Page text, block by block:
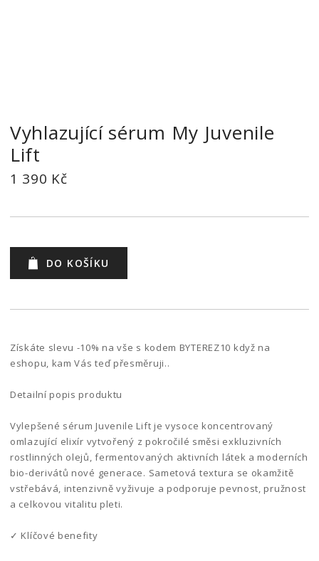
Vyhlazující sérum My Juvenile
Lift
1 390 Kč
DO KOŠÍKU
Získáte slevu -10% na vše s kodem BYTEREZ10 když na
eshopu, kam Vás teď přesměruji..
Detailní popis produktu
Vylepšené sérum Juvenile Lift je vysoce koncentrovaný
omlazující elixír vytvořený z pokročilé směsi exkluzivních
rostlinných olejů, fermentovaných aktivních látek a moderních
bio-derivátů nové generace. Sametová textura se okamžitě
vstřebává, intenzivně vyživuje a podporuje pevnost, pružnost
a celkovou vitalitu pleti.
✓ Klíčové benefity